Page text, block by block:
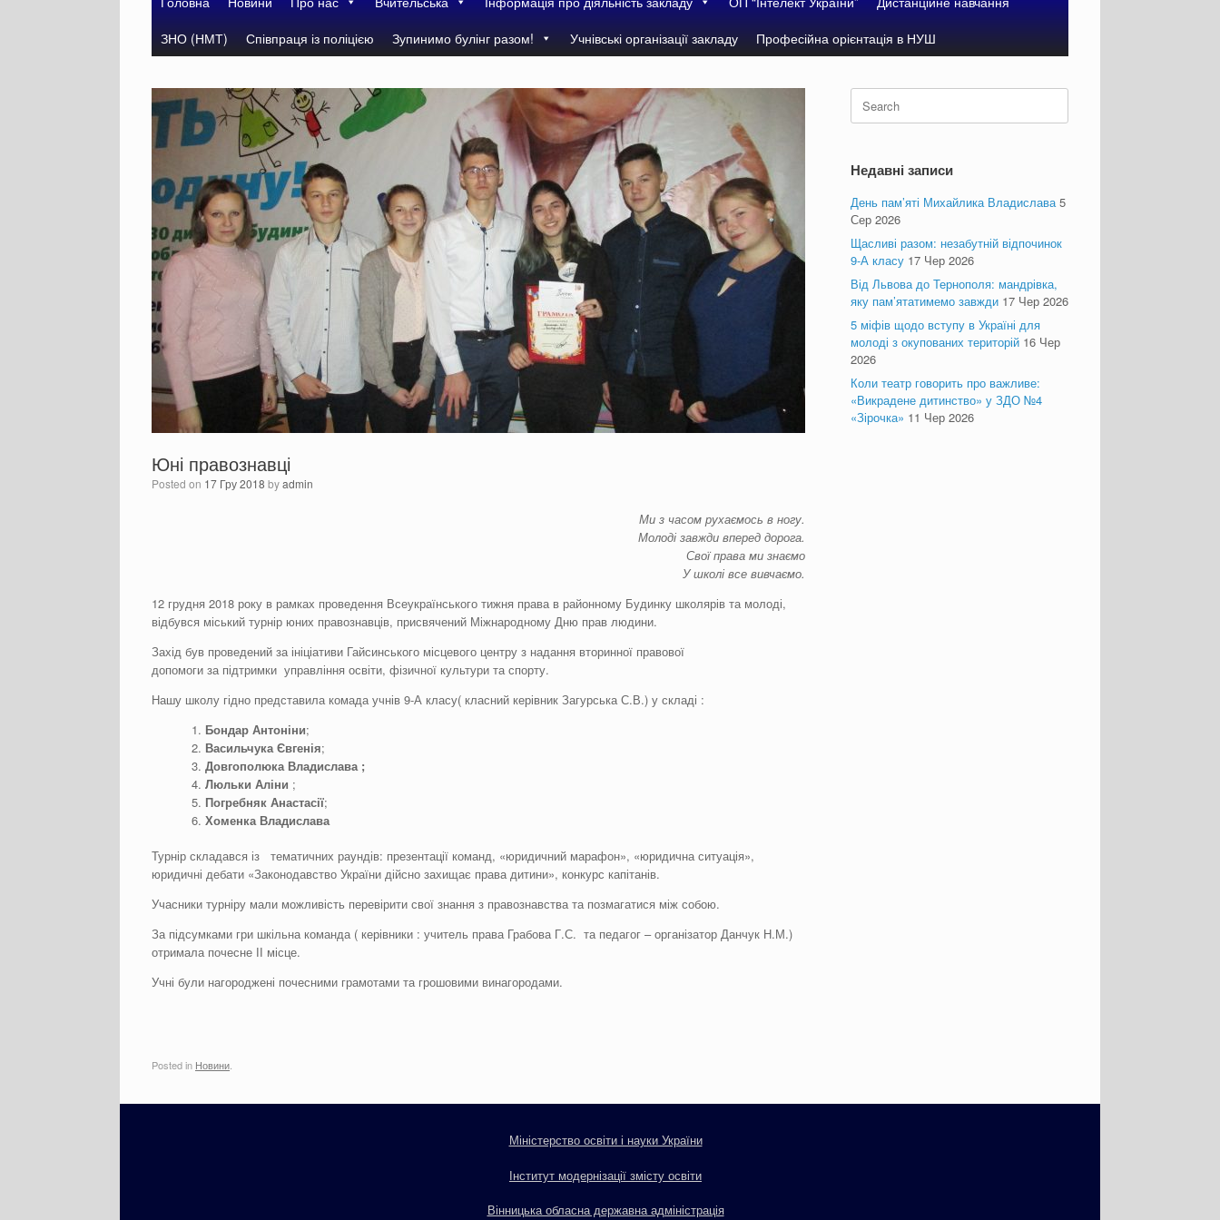
ЗНО (НМТ)
Співпраця із поліцією Зупинимо булінг разом! Учнівські організації закладу Професійна орієнтація в НУШ
Юні правознавці
Posted on 17 Гру 2018 byadmin
Ми з часом рухаємось в ногу.
Молоді завжди вперед дорога.
Свої права ми знаємо
У школі все вивчаємо.
12 грудня 2018 року в рамках проведення Всеукраїнського тижня права в районному Будинку школярів та молоді,
відбувся міський турнір юних правознавців, присвячений Міжнародному Дню прав людини.
Захід був проведений за ініціативи Гайсинського місцевого центру з надання вторинної правової
допомоги за підтримки управління освіти, фізичної культури та спорту.
Нашу школу гідно представила комада учнів 9-А класу( класний керівник Загурська С.В.) у складі :
Бондар Антоніни;
Васильчука Євгенія;
Довгополюка Владислава ;
Люльки Аліни ;
Погребняк Анастасії;
Хоменка Владислава
Турнір складався із тематичних раундів: презентації команд, «юридичний марафон», «юридична ситуація»,
юридичні дебати «Законодавство України дійсно захищає права дитини», конкурс капітанів.
Учасники турніру мали можливість перевірити свої знання з правознавства та позмагатися між собою.
За підсумками гри шкільна команда ( керівники : учитель права Грабова Г.С. та педагог – організатор Данчук Н.М.)
отримала почесне ІІ місце.
Учні були нагороджені почесними грамотами та грошовими винагородами.
Posted in Новини
Search
for:
Недавні записи
День пам’яті Михайлика Владислава 5
Сер 2026
Щасливі разом: незабутній відпочинок
9-А класу 17 Чер 2026
Від Львова до Тернополя: мандрівка,
яку пам’ятатимемо завжди 17 Чер 2026
5 міфів щодо вступу в Україні для
молоді з окупованих територій 16 Чер
2026
Коли театр говорить про важливе:
«Викрадене дитинство» у ЗДО №4
«Зірочка» 11 Чер 2026
Міністерство освіти і науки України
Інститут модернізації змісту освіти
Вінницька обласна державна адміністрація